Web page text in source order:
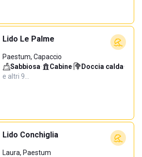
Lido Le Palme
Paestum, Capaccio
Sabbiosa· Cabine· Doccia calda·
e altri 9…
Lido Conchiglia
Laura, Paestum